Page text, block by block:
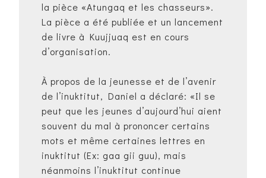
la pièce «Atungaq et les chasseurs».
La pièce a été publiée et un lancement
de livre à Kuujjuaq est en cours
d’organisation.
À propos de la jeunesse et de l’avenir
de l’inuktitut, Daniel a déclaré: «Il se
peut que les jeunes d’aujourd’hui aient
souvent du mal à prononcer certains
mots et même certaines lettres en
inuktitut (Ex: gaa gii guu), mais
néanmoins l’inuktitut continue